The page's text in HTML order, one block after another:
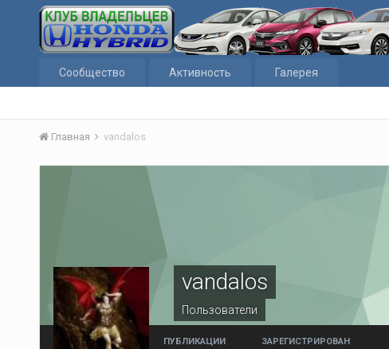
Сообщество Активность Галерея
Главная vandalos
vandalos
Пользователи
ПУБЛИКАЦИИ ЗАРЕГИСТРИРОВАН